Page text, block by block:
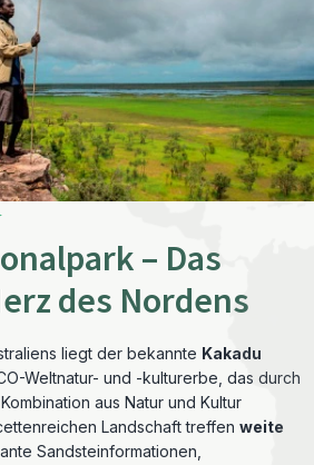
– Das
des Nordens
liegt der bekannte Kakadu
Weltnatur- und -kulturerbe, das durch
aus Natur und Kultur
Landschaft treffen weite
Sandsteinformationen,